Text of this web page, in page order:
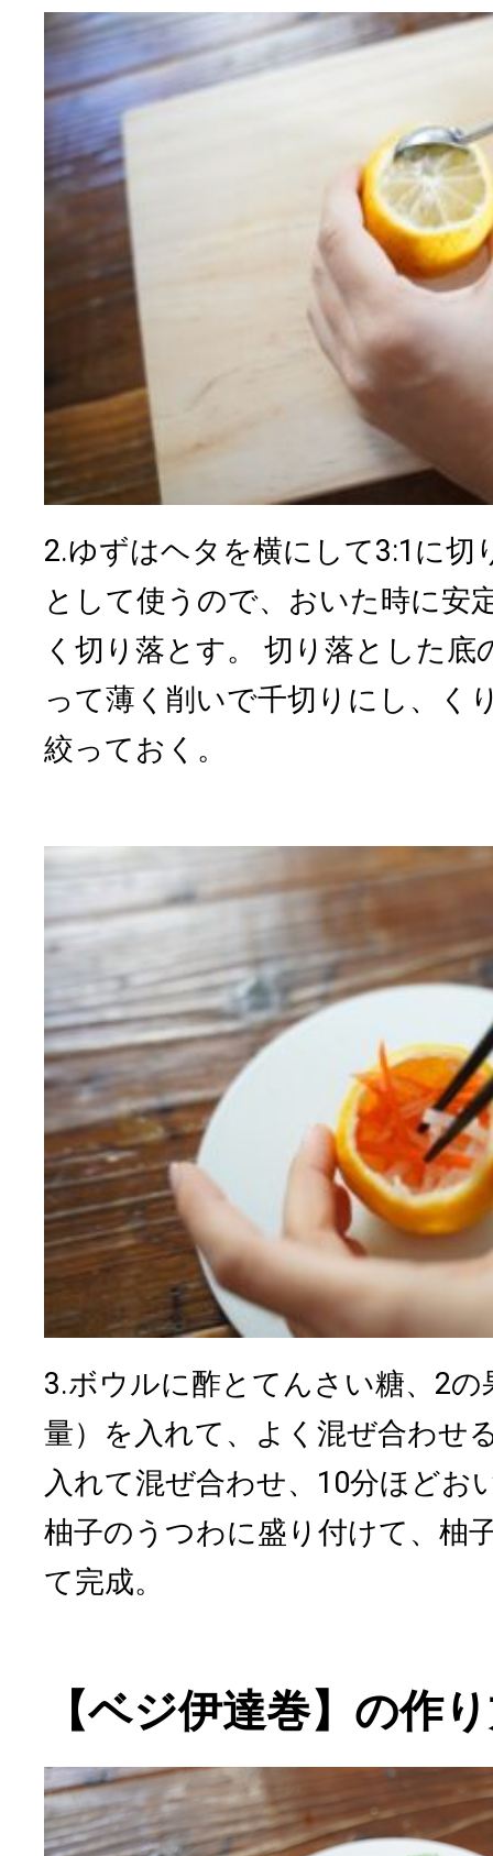
2.ゆずはヘタを横にして3:1に切
として使うので、おいた時に安
く切り落とす。 切り落とした
って薄く削いで千切りにし、く
絞っておく。
3.ボウルに酢とてんさい糖、2の
量）を入れて、よく混ぜ合わせ
入れて混ぜ合わせ、10分ほどお
柚子のうつわに盛り付けて、柚
て完成。
【ベジ伊達巻】の作